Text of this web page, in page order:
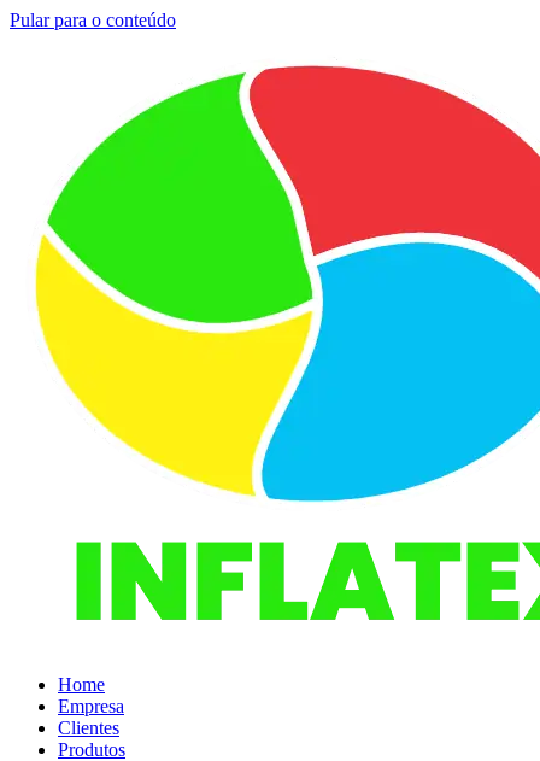
Pular para o conteúdo
Home
Empresa
Clientes
Produtos